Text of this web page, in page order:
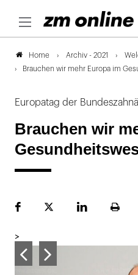
Home Archiv - 2021
Brauchen wir mehr Europa im
Europatag der
Brauchen wir
FacebookPlattformLinekdInSeite
>